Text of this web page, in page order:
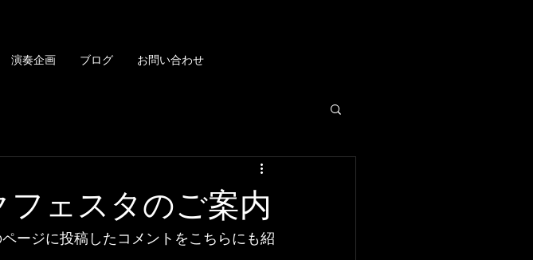
演奏企画 ブログ お問い合わせ
ェスタのご案内
ージに投稿したコメントをこちらにも紹